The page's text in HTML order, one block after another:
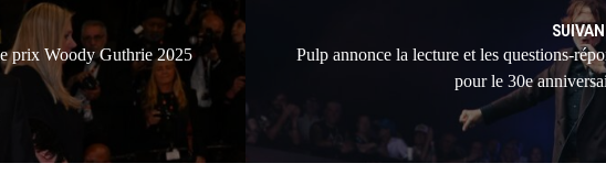
prix Woody Guthrie 2025
Pulp annonce la lecture et les questions-
pour le 30e